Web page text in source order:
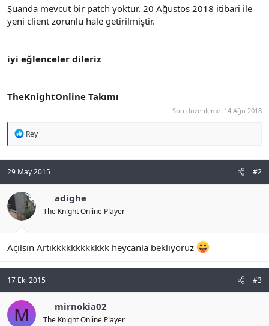
n
i
Şuanda mevcut bir patch yoktur. 20 Ağustos 2018 itibari ile
yeni client zorunlu hale getirilmiştir.
iyi eğlenceler dileriz
TheKnightOnline Takımı
Son düzenleme: 14 Ağu 2018
R
c
t
o
n
s
:
Rey
29 May 2015 #2
adighe
The Knight Online Player
Açılsın Artıkkkkkkkkkkkk heycanla bekliyoruz
17 Eki 2015 #3
M mirnokia02
The Knight Online Player